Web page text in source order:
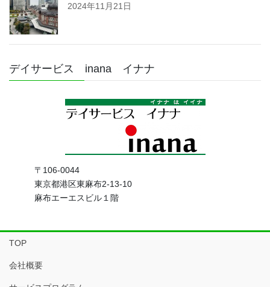
2024年11月21日
デイサービス inana イナナ
〒106-0044
東京都港区東麻布2-13-10
麻布エーエスビル１階
TOP
会社概要